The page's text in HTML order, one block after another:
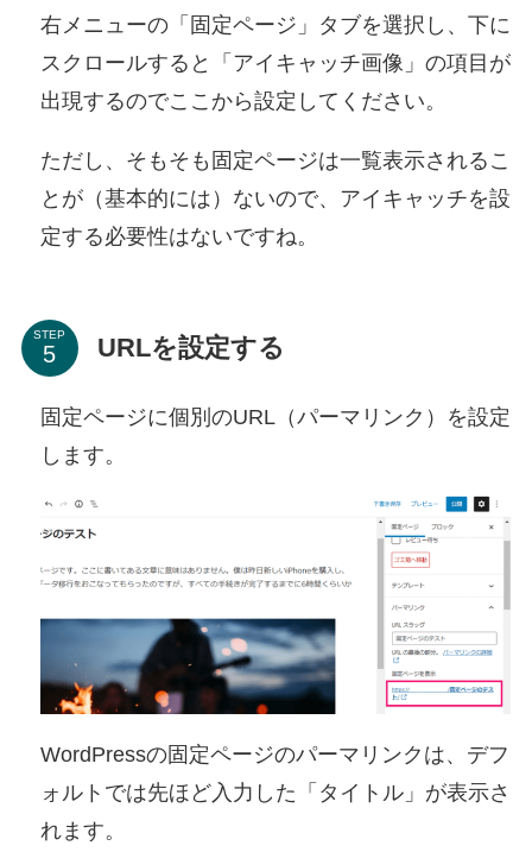
右メニューの「固定ページ」タブを選択し、下に
スクロールすると「アイキャッチ画像」の項目が
出現するのでここから設定してください。
ただし、そもそも固定ページは一覧表示されるこ
とが（基本的には）ないので、アイキャッチを設
定する必要性はないですね。
STEP URLを設定する
固定ページに個別のURL（パーマリンク）を設定
します。
WordPressの固定ページのパーマリンクは、デフ
ォルトでは先ほど入力した「タイトル」が表示さ
れます。